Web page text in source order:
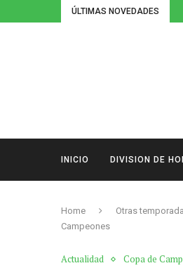
ÚLTIMAS NOVEDADES
INICIO DIVISION DE
Home Otras
Campeones
Actualidad Copa de